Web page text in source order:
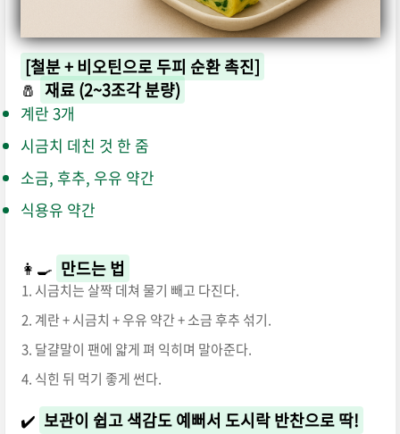
[철분 + 비오틴으로 두피 순환 촉진]
🧂 재료 (2~3조각 분량)
계란 3개
시금치 데친 것 한 줌
소금, 후추, 우유 약간
식용유 약간
👩‍🍳 만드는 법
시금치는 살짝 데쳐 물기 빼고 다진다.
계란 + 시금치 + 우유 약간 + 소금 후추 섞기.
달걀말이 팬에 얇게 펴 익히며 말아준다.
식힌 뒤 먹기 좋게 썬다.
✔️ 보관이 쉽고 색감도 예뻐서 도시락 반찬으로 딱!